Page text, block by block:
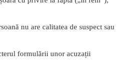
nu are calitatea de suspect sau
formulării unor acuzații